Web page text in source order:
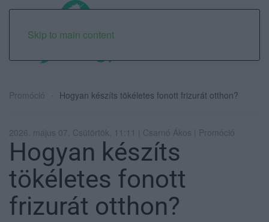
Skip to main content
Promóció Hogyan készíts tökéletes fonott frizurát otthon?
2026. május 07. Csütörtök, 11:11 | Csarnó Ákos | Promóció
Hogyan készíts
tökéletes fonott
frizurát otthon?